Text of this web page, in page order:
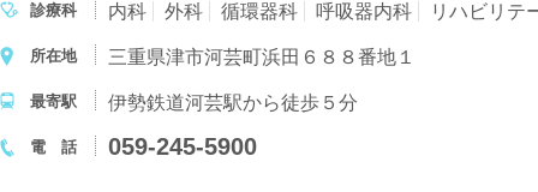
診療科 内科 外科 循環器科 呼吸器内科 リハビリテ
所在地 三重県津市河芸町浜田６８８番地１
最寄駅 伊勢鉄道河芸駅から徒歩５分
電 話 059-245-5900